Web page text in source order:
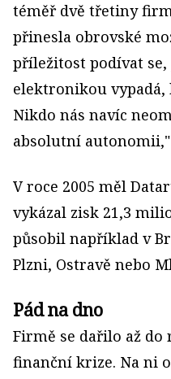
téměř dvě třetiny
přinesla obrovské
příležitost podívat se,
elektronikou vypadá,
Nikdo nás navíc
absolutní
V roce 2005 měl
vykázal zisk 21,3
působil například v
Plzni, Ostravě nebo
Pád na dno
Firmě se dařilo až
finanční krize. Na ni